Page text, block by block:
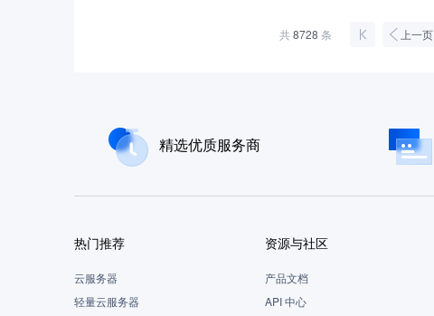
共8728 条 上一页
精选优质服务商
热门推荐
云服务器
轻量云服务器
资源与社区
产品文档
API 中心